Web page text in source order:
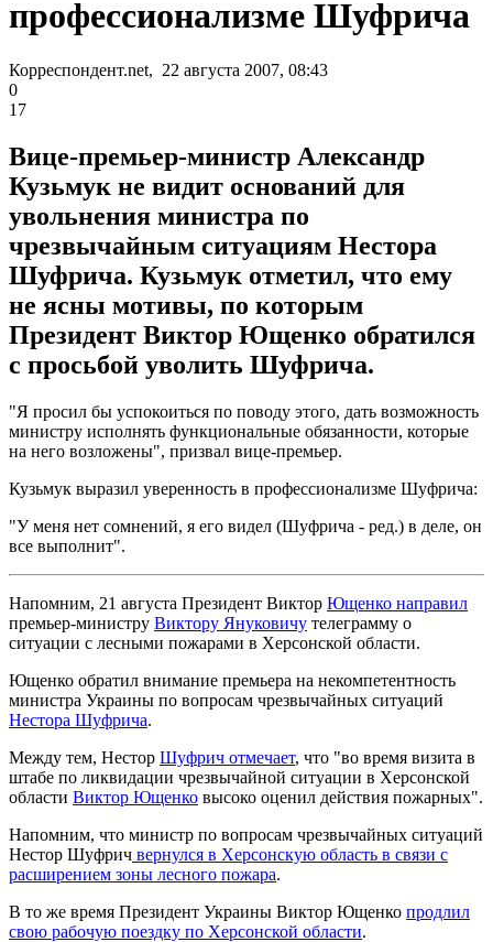
профессионализме Шуфрича
Корреспондент.net, 22 августа 2007, 08:43
0
17
Вице-премьер-министр Александр
Кузьмук не видит оснований для
увольнения министра по
чрезвычайным ситуациям Нестора
Шуфрича. Кузьмук отметил, что ему
не ясны мотивы, по которым
Президент Виктор Ющенко обратился
с просьбой уволить Шуфрича.
"Я просил бы успокоиться по поводу этого, дать возможность
министру исполнять функциональные обязанности, которые
на него возложены", призвал вице-премьер.
Кузьмук выразил уверенность в профессионализме Шуфрича:
"У меня нет сомнений, я его видел (Шуфрича - ред.) в деле, он
все выполнит".
Напомним, 21 августа Президент Виктор Ющенко направил
премьер-министру Виктору Януковичу телеграмму о
ситуации с лесными пожарами в Херсонской области.
Ющенко обратил внимание премьера на некомпетентность
министра Украины по вопросам чрезвычайных ситуаций
Нестора Шуфрича.
Между тем, Нестор Шуфрич отмечает, что "во время визита в
штабе по ликвидации чрезвычайной ситуации в Херсонской
области Виктор Ющенко высоко оценил действия пожарных".
Напомним, что министр по вопросам чрезвычайных ситуаций
Нестор Шуфрич вернулся в Херсонскую область в связи с
расширением зоны лесного пожара.
В то же время Президент Украины Виктор Ющенко продлил
свою рабочую поездку по Херсонской области.